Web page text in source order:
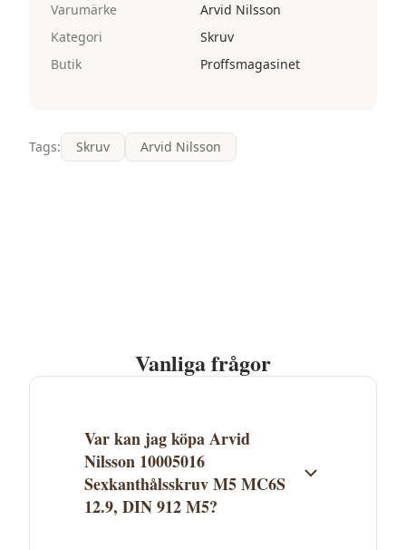
Varumärke
Arvid Nilsson
Kategori
Skruv
Butik
Proffsmagasinet
Tags: Skruv Arvid Nilsson
Vanliga frågor
Var kan jag köpa Arvid
Nilsson 10005016
Sexkanthålsskruv M5 MC6S
12.9, DIN 912 M5?